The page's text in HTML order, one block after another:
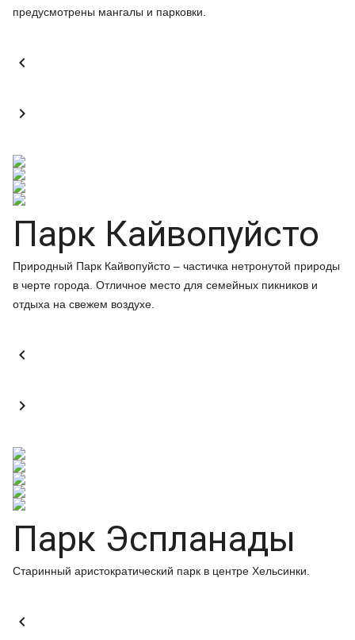
предусмотрены мангалы и парковки.


Парк Кайвопуйсто
Природный Парк Кайвопуйсто – частичка нетронутой природы
в черте города. Отличное место для семейных пикников и
отдыха на свежем воздухе.


Парк Эспланады
Старинный аристократический парк в центре Хельсинки.
